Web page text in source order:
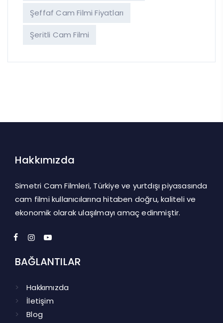
Şeffaf Cam Filmi Fiyatları
Şeritli Cam Filmi
Hakkımızda
Simetri Cam Filmleri, Türkiye ve yurtdışı piyasasında
cam filmi kullanıcılarına hitaben doğru, kaliteli ve
ekonomik olarak ulaşılmayı amaç edinmiştir.
BAĞLANTILAR
Hakkımızda
İletişim
Blog